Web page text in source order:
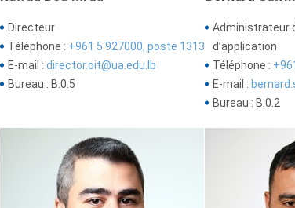
Directeur
Téléphone : +961 5 927000, poste 1313
E-mail : director.oit@ua.edu.lb
Bureau : B.0.5
Administrateur
d’application
Téléphone :
E-mail :
Bureau : B.0.2